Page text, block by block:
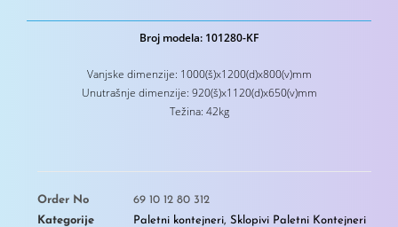
Broj modela: 101280-KF
Vanjske dimenzije: 1000(š)x1200(d)x800(v)mm
Unutrašnje dimenzije: 920(š)x1120(d)x650(v)mm
Težina: 42kg
Order No
69 10 12 80 312
Kategorije
Paletni kontejneri, Sklopivi Paletni Kontejneri